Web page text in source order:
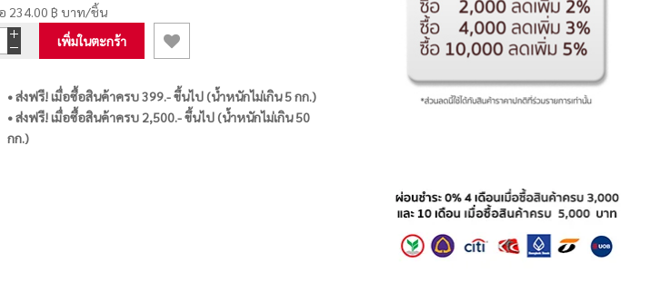
234.00 ฿ บาท/ชิ้น
เพิ่มในตะกร้า
• ส่งฟรี! เมื่อซื้อสินค้าครบ 399.- ขึ้นไป (น้ำหนักไม่เกิน 5 กก.)
• ส่งฟรี! เมื่อซื้อสินค้าครบ 2,500.- ขึ้นไป (น้ำหนักไม่เกิน 50
กก.)